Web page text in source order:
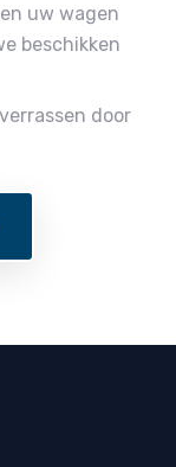
uw wagen
beschikken
door